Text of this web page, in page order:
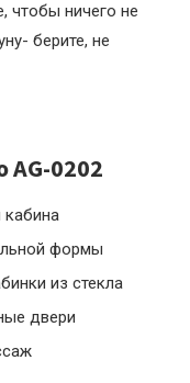
чтобы ничего не
берите, не
AG-0202
кабина
формы
из стекла
двери